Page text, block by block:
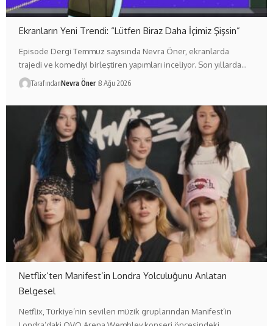
Ekranların Yeni Trendi: “Lütfen Biraz Daha İçimiz Şişsin”
Episode Dergi Temmuz sayısında Nevra Öner, ekranlarda
trajedi ve komediyi birleştiren yapımları inceliyor. Son yıllarda…
TarafındanNevra Öner 8 Ağu 2026
Netflix’ten Manifest’in Londra Yolculuğunu Anlatan
Belgesel
Netflix, Türkiye’nin sevilen müzik gruplarından Manifest’in